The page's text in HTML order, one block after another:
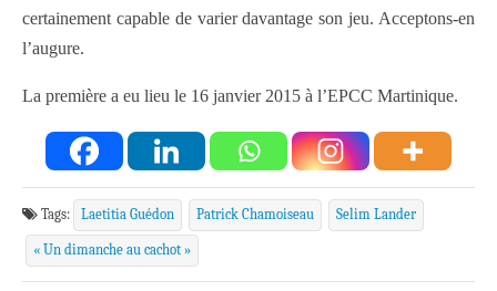
certainement capable de varier davantage son jeu. Acceptons-en
l’augure.
La première a eu lieu le 16 janvier 2015 à l’EPCC Martinique.
Tags: Laetitia Guédon Patrick Chamoiseau Selim Lander
« Un dimanche au cachot »